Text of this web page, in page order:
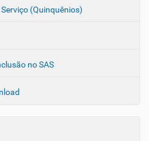
(Quinquênios)
no SAS